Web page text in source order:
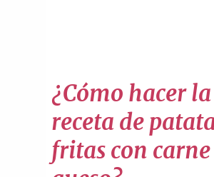
¿Cómo hacer la
receta de
fritas con